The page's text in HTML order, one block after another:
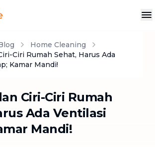
Home Cleaning
Ciri Rumah Sehat, Harus Ada
Kamar Mandi!
Ciri-Ciri Rumah
Ada Ventilasi
Mandi!